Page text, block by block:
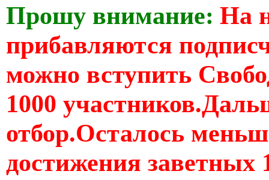
Прошу внимание: На
прибавляются
можно вступить
1000
отбор.Осталось
достижения заветных